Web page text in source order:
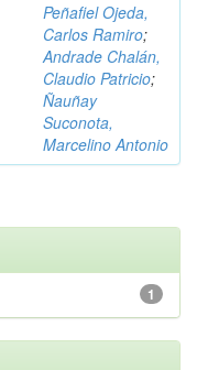
Peñafiel Ojeda,
Carlos Ramiro;
Andrade Chalán,
Claudio Patricio;
Ñauñay
Suconota,
Marcelino Antonio
1